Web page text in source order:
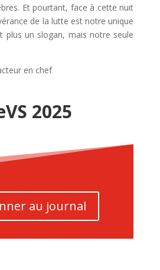
Et pourtant, face à cette nuit
de la lutte est notre unique
plus un slogan, mais notre seule
en chef
2025
au journal